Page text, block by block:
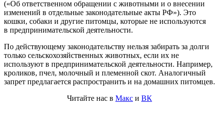
(«Об ответственном обращении с животными и о внесении
изменений в отдельные законодательные акты РФ»). Это
кошки, собаки и другие питомцы, которые не используются
в предпринимательской деятельности.
По действующему законодательству нельзя забирать за долги
только сельскохозяйственных животных, если их не
используют в предпринимательской деятельности. Например,
кроликов, пчел, молочный и племенной скот. Аналогичный
запрет предлагается распространить и на домашних питомцев.
Читайте нас в Макс и ВК